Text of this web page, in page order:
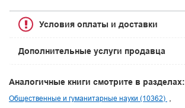
Условия оплаты и доставки
Дополнительные услуги продавца
Аналогичные книги смотрите в разделах:
Общественные и гуманитарные науки (10362)